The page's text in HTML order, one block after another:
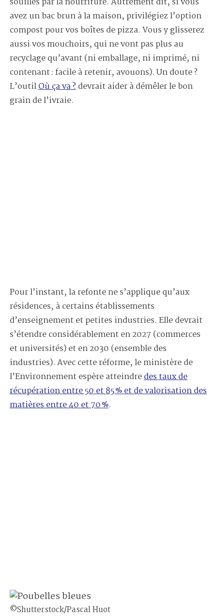
avez un bac brun à la maison, privilégiez l’option
compost pour vos boîtes de pizza. Vous y glisserez
aussi vos mouchoirs, qui ne vont pas plus au
recyclage qu’avant (ni emballage, ni imprimé, ni
contenant : facile à retenir, avouons). Un doute ?
L’outilOù ça va ?devrait aider à démêler le bon
grain de l’ivraie.
Pour l’instant, la refonte ne s’applique qu’aux
résidences, à certains établissements
d’enseignement et petites industries. Elle devrait
s’étendre considérablement en 2027 (commerces
et universités) et en 2030 (ensemble des
industries). Avec cette réforme, le ministère de
l’Environnement espère atteindredes taux de
récupération entre 50 et 85 % et de valorisation des
matières entre 40 et 70 %.
©Shutterstock/Pascal Huot